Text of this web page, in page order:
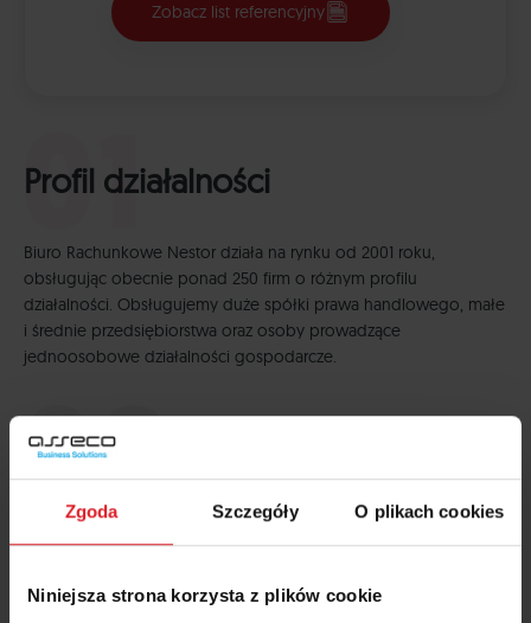
Zgoda Szczegóły O plikach cookies
Niniejsza strona korzysta z plików cookie
Zobacz list referencyjny
Profil działalności
Biuro Rachunkowe Nestor działa na rynku od 2001 roku,
obsługując obecnie ponad 250 firm o różnym profilu
działalności. Obsługujemy duże spółki prawa handlowego, małe
i średnie przedsiębiorstwa oraz osoby prowadzące
jednoosobowe działalności gospodarcze.
Dlaczego Wapro ERP?
Nasze biuro od początku 2004 roku z powodzeniem
wykorzystuje system księgowy Wapro Fakir z linii Wapro ERP.